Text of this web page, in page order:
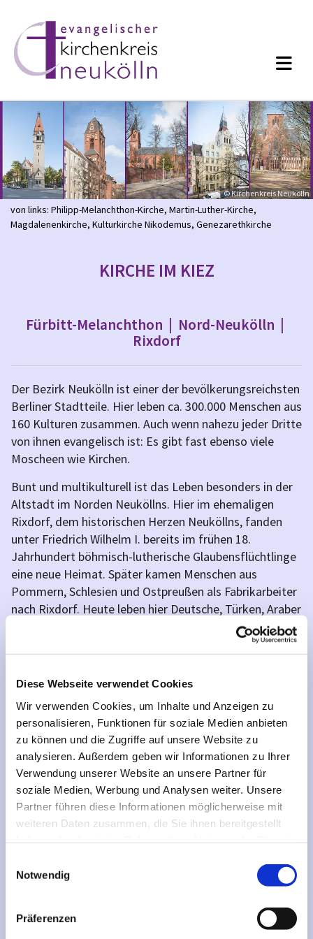
Diese Webseite verwendet Cookies
Wir verwenden Cookies, um Inhalte und Anzeigen zu
personalisieren, Funktionen für soziale Medien anbieten
zu können und die Zugriffe auf unsere Website zu
analysieren. Außerdem geben wir Informationen zu Ihrer
Verwendung unserer Website an unsere Partner für
soziale Medien, Werbung und Analysen weiter. Unsere
Partner führen diese Informationen möglicherweise mit
weiteren Daten zusammen, die Sie ihnen bereitgestellt
Notwendig
Präferenzen
© Kirchenkreis Neukölln
von links: Philipp-Melanchthon-Kirche, Martin-Luther-Kirche,
Magdalenenkirche, Kulturkirche Nikodemus, Genezarethkirche
KIRCHE IM KIEZ
Fürbitt-Melanchthon | Nord-Neukölln |
Rixdorf
Der Bezirk Neukölln ist einer der bevölkerungsreichsten
Berliner Stadtteile. Hier leben ca. 300.000 Menschen aus
160 Kulturen zusammen. Auch wenn nahezu jeder Dritte
von ihnen evangelisch ist: Es gibt fast ebenso viele
Moscheen wie Kirchen.
Bunt und multikulturell ist das Leben besonders in der
Altstadt im Norden Neuköllns. Hier im ehemaligen
Rixdorf, dem historischen Herzen Neuköllns, fanden
unter Friedrich Wilhelm I. bereits im frühen 18.
Jahrhundert böhmisch-lutherische Glaubensflüchtlinge
eine neue Heimat. Später kamen Menschen aus
Pommern, Schlesien und Ostpreußen als Fabrikarbeiter
nach Rixdorf. Heute leben hier Deutsche, Türken, Araber
und viele Menschen weiterer Kulturen zusammen,
manche von ihnen bereits in der dritten Generation.
höchsten Arbeitslosigkeit, und die sozialen
Brennpunkte konzentrieren sich gerade in der Altstadt.
Mit Maßnahmen wie dem Quartiersmanagement
werden dort seit einigen Jahren Wohnumfeld und
Lebensqualität verbessert. der Kirchenkreis Neukölln
dabei eine entscheidende Rolle: die Evangelische Schule
führt in der Sekundarstufe II bis zum Abitur und die
Genezarethkirche möchte als Interkulturelles Zentrum
ein Treffpunk für alle Menschen im Kiez sein.
ganz unterschiedlicher Weise Verantwortung für ihren
als Kulturkirche und Interkulturelles Zentrum wie